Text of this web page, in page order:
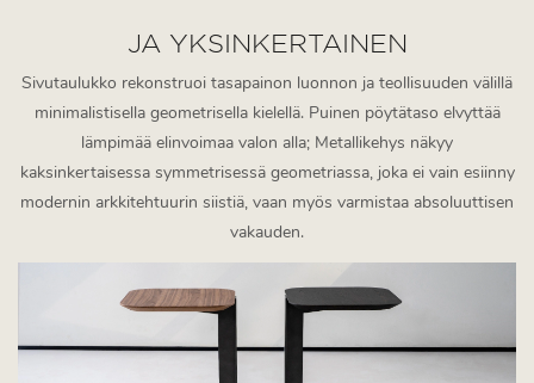
JA YKSINKERTAINEN
Sivutaulukko rekonstruoi tasapainon luonnon ja teollisuuden välillä
minimalistisella geometrisella kielellä. Puinen pöytätaso elvyttää
lämpimää elinvoimaa valon alla; Metallikehys näkyy
kaksinkertaisessa symmetrisessä geometriassa, joka ei vain esiinny
modernin arkkitehtuurin siistiä, vaan myös varmistaa absoluuttisen
vakauden.